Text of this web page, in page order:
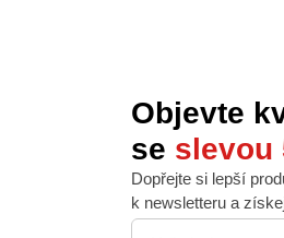
míru, ale abychom to zvládli,
tohoto webu s tím souhlasíte.
Objevte
se slevou
Dopřejte si lepší
k newsletteru a